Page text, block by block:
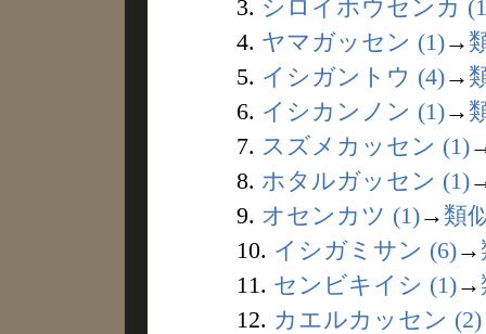
3. シロイホウセンカ
4. ヤマガッセン (1)→
5. イシガントウ (4)→
6. イシカンノン (1)→
7. スズメカッセン (1)
8. ホタルガッセン (1)
9. オセンカツ (1)→ 類
10. イシガミサン (6)→
11. センビキイシ (1)→
12. カエルカッセン (2)